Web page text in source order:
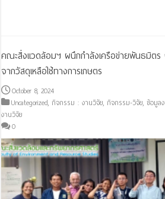
คณะสิ่งแวดล้อมฯ ผนึกกำลังเครือข่ายพันธมิตร
จากวัสดุเหลือใช้ทางการเกษตร
October 8, 2024
Uncategorized,กิจกรรม : งานวิจัย,กิจกรรม-วิจัย,ข้อมูล
งานวิจัย
0